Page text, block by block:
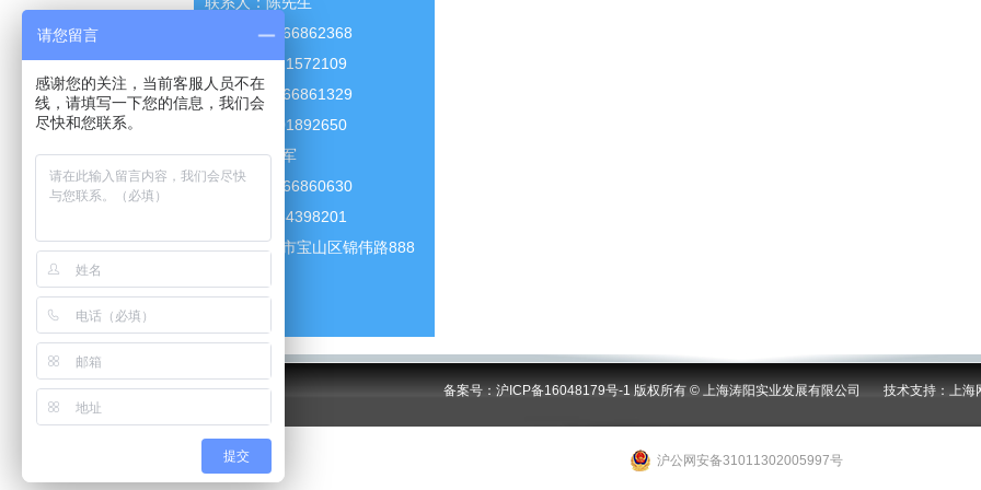
电话：021-66862368
18721572109
电话：021-66861329
18701892650
联系人：甘军
电话：021-66860630
13564398201
地址：上海市宝山区锦伟路888
备案号：沪ICP备16048179号-1 版权所有 © 上海涛阳实业发展有限公司 技术支持： 上海
沪公网安备31011302005997号
请您留言
感谢您的关注，当前客服人员不在
线，请填写一下您的信息，我们会
尽快和您联系。
提交